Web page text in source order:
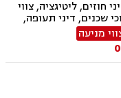
ליטיגציה, צווי
שכנים, דיני תעופה,
קניין רוחני, זכויות
ייצוגיות, לשון הרע,
מניעה